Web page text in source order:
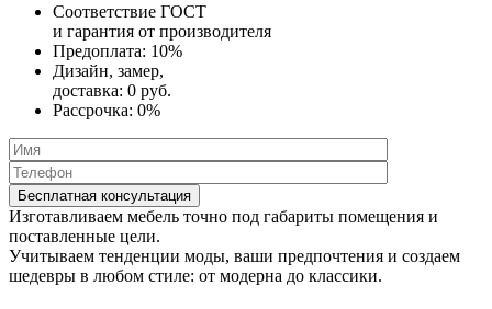
Соответствие ГОСТ
и гарантия от производителя
Предоплата: 10%
Дизайн, замер,
доставка: 0 руб.
Рассрочка: 0%
Изготавливаем мебель точно под габариты помещения и
поставленные цели.
Учитываем тенденции моды, ваши предпочтения и создаем
шедевры в любом стиле: от модерна до классики.